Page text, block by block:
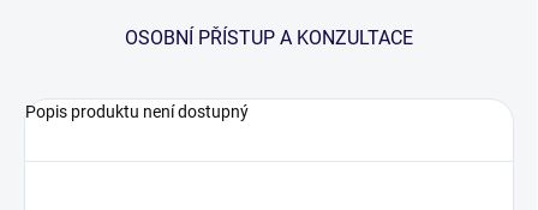
OSOBNÍ PŘÍSTUP A KONZULTACE
Popis produktu není dostupný